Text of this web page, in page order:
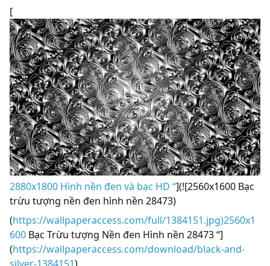
[
2880x1800 Hình nền đen và bạc HD “](![2560x1600 Bạc
trừu tượng nền đen hình nền 28473)
(https://wallpaperaccess.com/full/1384151.jpg)2560x1
600 Bạc Trừu tượng Nền đen Hình nền 28473 “]
(https://wallpaperaccess.com/download/black-and-